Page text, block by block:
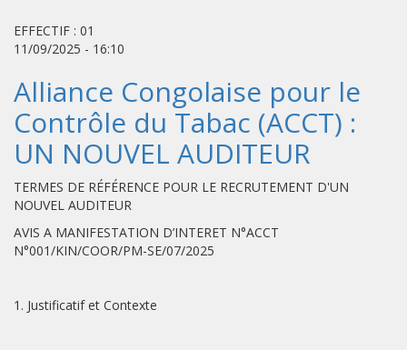
EFFECTIF : 01
11/09/2025 - 16:10
Alliance Congolaise pour le
Contrôle du Tabac (ACCT) :
UN NOUVEL AUDITEUR
TERMES DE RÉFÉRENCE POUR LE RECRUTEMENT D'UN
NOUVEL AUDITEUR
AVIS A MANIFESTATION D’INTERET N°ACCT
N°001/KIN/COOR/PM-SE/07/2025
1. Justificatif et Contexte